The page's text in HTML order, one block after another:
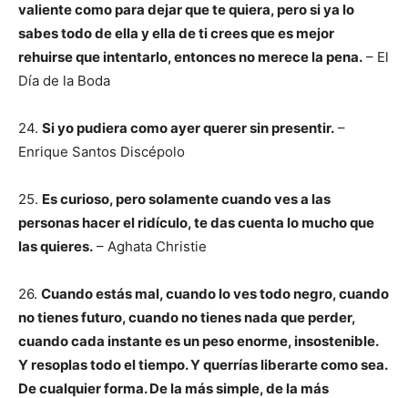
valiente como para dejar que te quiera, pero si ya lo
sabes todo de ella y ella de ti crees que es mejor
rehuirse que intentarlo, entonces no merece la pena. – El
Día de la Boda
24. Si yo pudiera como ayer querer sin presentir. –
Enrique Santos Discépolo
25. Es curioso, pero solamente cuando ves a las
personas hacer el ridículo, te das cuenta lo mucho que
las quieres. – Aghata Christie
26. Cuando estás mal, cuando lo ves todo negro, cuando
no tienes futuro, cuando no tienes nada que perder,
cuando cada instante es un peso enorme, insostenible.
Y resoplas todo el tiempo. Y querrías liberarte como sea.
De cualquier forma. De la más simple, de la más